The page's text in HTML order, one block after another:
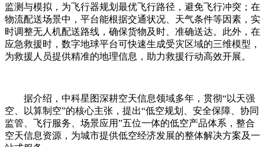
监测与模拟，为飞行器规划最优飞行路径，避免飞行冲突；在
物流配送场景中，平台能根据交通状况、天气条件等因素，实
时调整无人机配送路线，确保货物及时、准确送达。此外，在
应急救援时，数字地球平台可快速生成受灾区域的三维模型，
为救援人员提供精准的地理信息，助力救援行动高效开展。
据介绍，中科星图深耕空天信息领域多年，贯彻“以天强
空、以算制空”的核心主张，提出“低空规划、安全保障、协同
监管、飞行服务、场景应用”五位一体的低空产品体系，整合
空天信息资源，为城市提供低空经济发展的整体解决方案及一